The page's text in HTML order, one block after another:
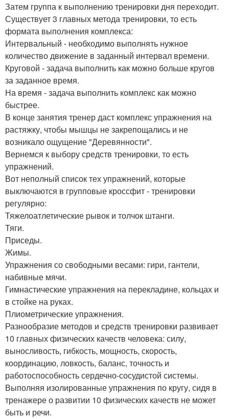
Затем группа к выполнению тренировки дня переходит.
Существует 3 главных метода тренировки, то есть
формата выполнения комплекса:
Интервальный - необходимо выполнять нужное
количество движение в заданный интервал времени.
Круговой - задача выполнить как можно больше кругов
за заданное время.
На время - задача выполнить комплекс как можно
быстрее.
В конце занятия тренер даст комплекс упражнения на
растяжку, чтобы мышцы не закрепощались и не
возникало ощущение "Деревянности".
Вернемся к выбору средств тренировки, то есть
упражнений.
Вот неполный список тех упражнений, которые
выключаются в групповые кроссфит - тренировки
регулярно:
Тяжелоатлетические рывок и толчок штанги.
Тяги.
Приседы.
Жимы.
Упражнения со свободными весами: гири, гантели,
набивные мячи.
Гимнастические упражнения на перекладине, кольцах и
в стойке на руках.
Плиометрические упражнения.
Разнообразие методов и средств тренировки развивает
10 главных физических качеств человека: силу,
выносливость, гибкость, мощность, скорость,
координацию, ловкость, баланс, точность и
работоспособность сердечно-сосудистой системы.
Выполняя изолированные упражнения по кругу, сидя в
тренажере о развитии 10 физических качеств не может
быть и речи.